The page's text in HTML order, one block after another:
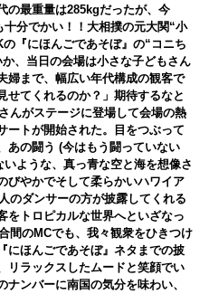
の最重量は285kgだったが、今
分でかい！！大相撲の元大関“小
『にほんごであそぼ』の“コニち
、当日の会場は小さな子どもさん
婦まで、幅広い年代構成の観客で
せてくれるのか？」期待するなと
んがステージに登場して会場の熱
ートが開始された。目をつぶって
あの闘う (今はもう闘っていない
ような、真っ青な空と海を想像さ
びやかでそして柔らかいハワイア
のダンサーの方が披露してくれる
をトロピカルな世界へといざなっ
間のMCでも、我々観衆をひきつけ
にほんごであそぼ』ネタまでの披
リラックスしたムードと笑顔でい
ンバーに南国の気分を味わい、